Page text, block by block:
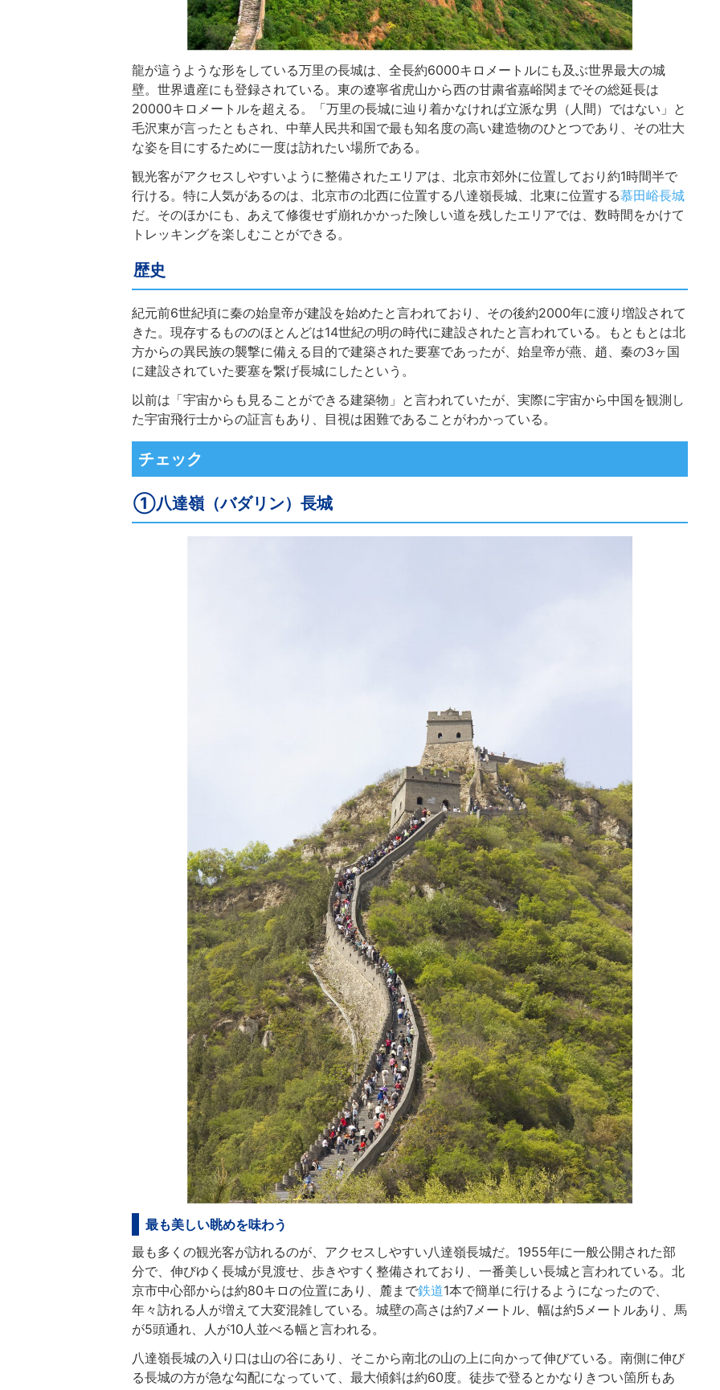
龍が這うような形をしている万里の長城は、全長約6000キロメートルにも及ぶ世界最大の城
壁。世界遺産にも登録されている。東の遼寧省虎山から西の甘粛省嘉峪関までその総延長は
20000キロメートルを超える。「万里の長城に辿り着かなければ立派な男（人間）ではない」と
毛沢東が言ったともされ、中華人民共和国で最も知名度の高い建造物のひとつであり、その壮大
な姿を目にするために一度は訪れたい場所である。
観光客がアクセスしやすいように整備されたエリアは、北京市郊外に位置しており約1時間半で
行ける。特に人気があるのは、北京市の北西に位置する八達嶺長城、北東に位置する慕田峪長城
だ。そのほかにも、あえて修復せず崩れかかった険しい道を残したエリアでは、数時間をかけて
トレッキングを楽しむことができる。
歴史
紀元前6世紀頃に秦の始皇帝が建設を始めたと言われており、その後約2000年に渡り増設されて
きた。現存するもののほとんどは14世紀の明の時代に建設されたと言われている。もともとは北
方からの異民族の襲撃に備える目的で建築された要塞であったが、始皇帝が燕、趙、秦の3ヶ国
に建設されていた要塞を繋げ長城にしたという。
以前は「宇宙からも見ることができる建築物」と言われていたが、実際に宇宙から中国を観測し
た宇宙飛行士からの証言もあり、目視は困難であることがわかっている。
チェック
①八達嶺（バダリン）長城
最も美しい眺めを味わう
最も多くの観光客が訪れるのが、アクセスしやすい八達嶺長城だ。1955年に一般公開された部
分で、伸びゆく長城が見渡せ、歩きやすく整備されており、一番美しい長城と言われている。北
京市中心部からは約80キロの位置にあり、麓まで鉄道1本で簡単に行けるようになったので、
年々訪れる人が増えて大変混雑している。城壁の高さは約7メートル、幅は約5メートルあり、馬
が5頭通れ、人が10人並べる幅と言われる。
八達嶺長城の入り口は山の谷にあり、そこから南北の山の上に向かって伸びている。南側に伸び
る長城の方が急な勾配になっていて、最大傾斜は約60度。徒歩で登るとかなりきつい箇所もあ